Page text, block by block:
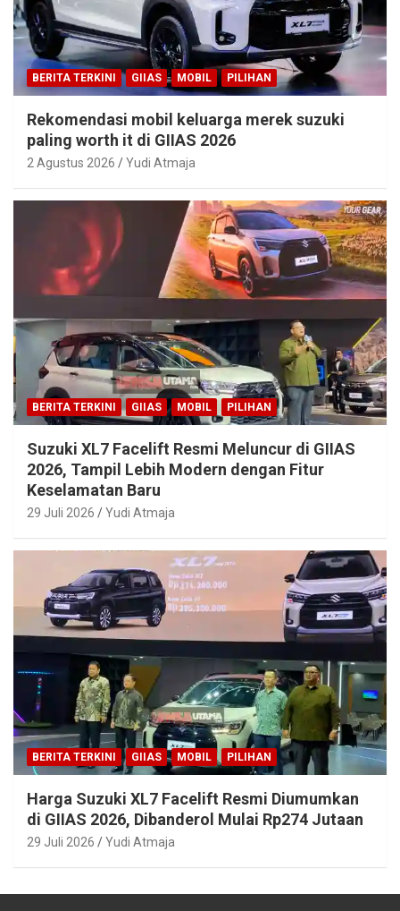
BERITA TERKINI GIIAS MOBIL PILIHAN
Rekomendasi mobil keluarga merek suzuki
paling worth it di GIIAS 2026
2 Agustus 2026 Yudi Atmaja
BERITA TERKINI GIIAS MOBIL PILIHAN
Suzuki XL7 Facelift Resmi Meluncur di GIIAS
2026, Tampil Lebih Modern dengan Fitur
Keselamatan Baru
29 Juli 2026 Yudi Atmaja
BERITA TERKINI GIIAS MOBIL PILIHAN
Harga Suzuki XL7 Facelift Resmi Diumumkan
di GIIAS 2026, Dibanderol Mulai Rp274 Jutaan
29 Juli 2026 Yudi Atmaja